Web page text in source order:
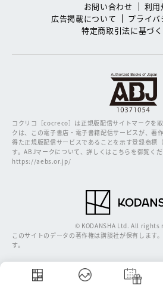
お問い合わせ
利用
広告掲載について
プライバ
特定商取引法に基づ
コクリコ［cocreco］は正規版配信サイトマークを
クは、この電子書店・電子書籍配信サービスが、著
得た正規版配信サービスであることを示す登録商標
す。ABJマークについて、詳しくはこちらを御覧くだ
https://aebs.or.jp/
© KODANSHA Ltd. All rights
このサイトのデータの著作権は講談社が保有します
す。